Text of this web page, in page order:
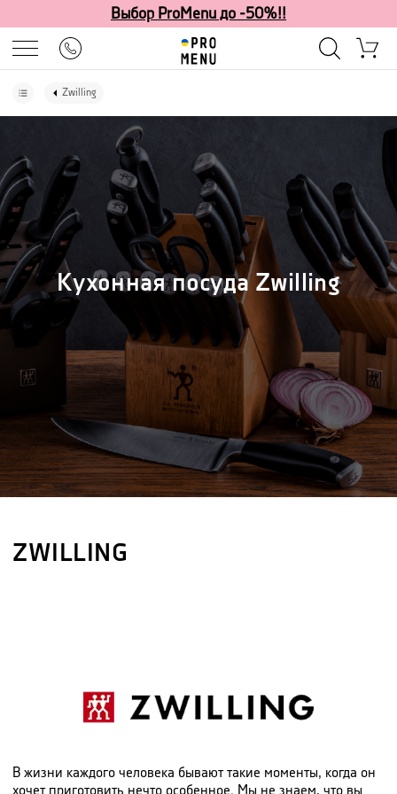
Выбор ProMenu до -50%!!
Zwilling
Кухонная посуда Zwilling
ZWILLING
В жизни каждого человека бывают такие моменты, когда он
хочет приготовить нечто особенное. Мы не знаем, что вы